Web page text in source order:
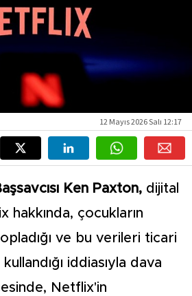
12 Mayıs 2026 Salı 12:17
Ken Paxton, dijital
hakkında, çocukların
ve bu verileri ticari
iddiasıyla dava
Netflix'in